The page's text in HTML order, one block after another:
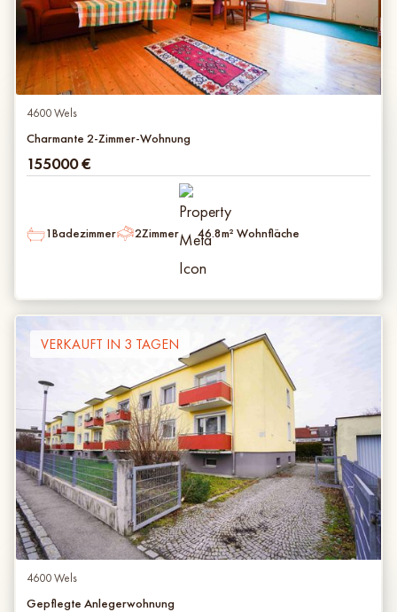
4600 Wels
Charmante 2-Zimmer-Wohnung
155000€
1Badezimmer 2Zimmer 46.8m² Wohnfläche
VERKAUFT IN 3 TAGEN
4600 Wels
Gepflegte Anlegerwohnung